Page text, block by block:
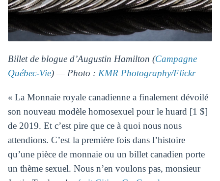
Billet de blogue d’Augustin Hamilton (Campagne
Québec-Vie) — Photo : KMR Photography/Flickr
« La Monnaie royale canadienne a finalement dévoilé
son nouveau modèle homosexuel pour le huard [1 $]
de 2019. Et c’est pire que ce à quoi nous nous
attendions. C’est la première fois dans l’histoire
qu’une pièce de monnaie ou un billet canadien porte
un thème sexuel. Nous n’en voulons pas, monsieur